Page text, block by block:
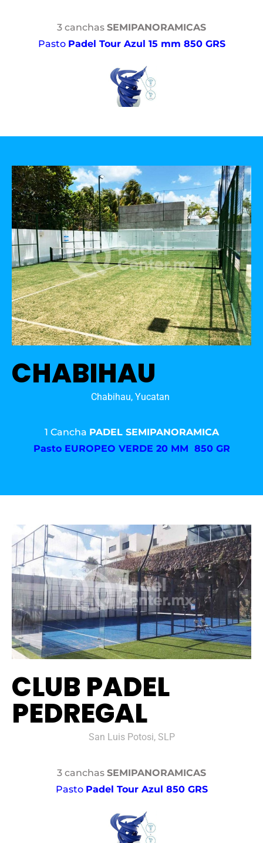
3 canchas SEMIPANORAMICAS
Pasto Padel Tour Azul 15 mm 850 GRS
CHABIHAU
Chabihau, Yucatan
1 Cancha PADEL SEMIPANORAMICA
Pasto EUROPEO VERDE 20 MM 850 GR
CLUB PADEL
PEDREGAL
San Luis Potosi, SLP
3 canchas SEMIPANORAMICAS
Pasto Padel Tour Azul 850 GRS